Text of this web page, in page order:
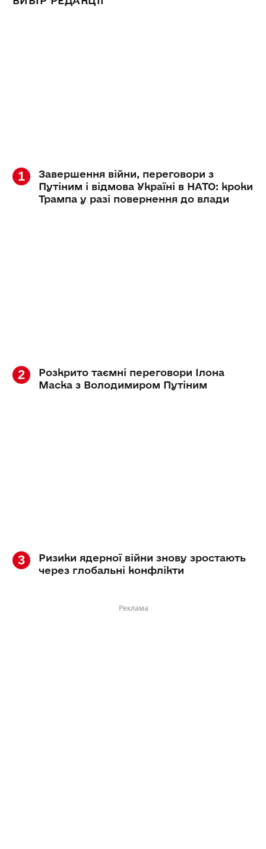
Завершення війни, переговори з
Путіним і відмова Україні в НАТО: кроки
Трампа у разі повернення до влади
Розкрито таємні переговори Ілона
Маска з Володимиром Путіним
Ризики ядерної війни знову зростають
через глобальні конфлікти
Реклама